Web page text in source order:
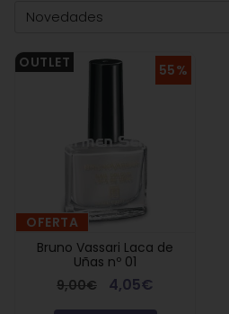
55%
OFERTA
OUTLET
Bruno Vassari Laca de
Uñas nº 01
9,00€
4,05€